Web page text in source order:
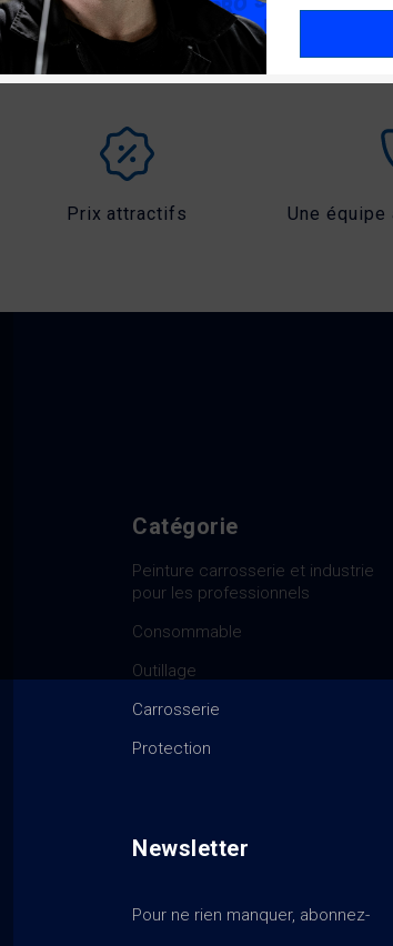
Prix attractifs Une
Pour ne rien manquer, abonnez-
Newsletter
Catégorie
Peinture carrosserie et industrie
pour les professionnels
Consommable
Outillage
Carrosserie
Protection